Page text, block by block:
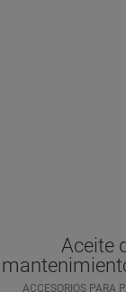
Aceite
ACCESORIOS PARA